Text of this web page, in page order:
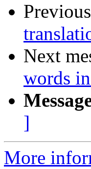
Next
words
]
More